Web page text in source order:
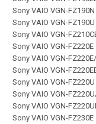
Sony VAIO VGN-FZ190N
Sony VAIO VGN-FZ190U
Sony VAIO VGN-
Sony VAIO VGN-FZ220E
Sony VAIO VGN-
Sony VAIO VGN-
Sony VAIO VGN-FZ220U
Sony VAIO VGN-
Sony VAIO VGN-
Sony VAIO VGN-FZ230E